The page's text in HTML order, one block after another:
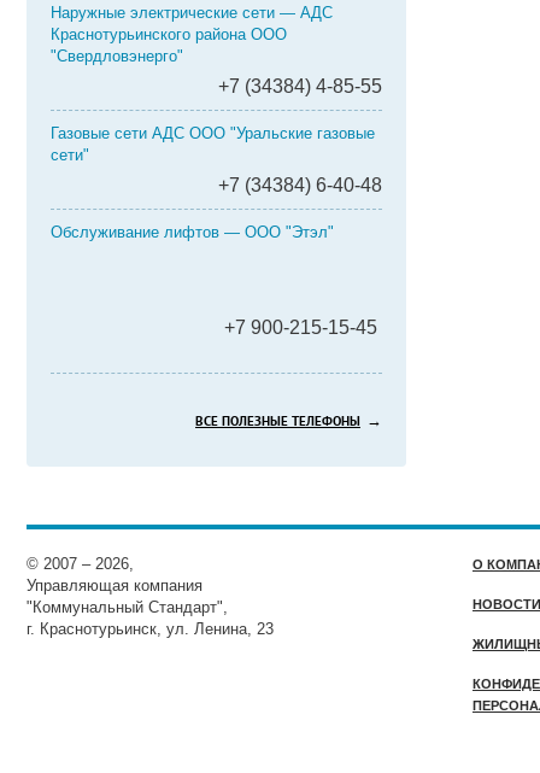
Наружные электрические сети — АДС
Краснотурьинского района ООО
"Свердловэнерго"
+7 (34384) 4-85-55
Газовые сети АДС ООО "Уральские газовые
сети"
+7 (34384) 6-40-48
Обслуживание лифтов — ООО "Этэл"
+7 900-215-15-45
ВСЕ ПОЛЕЗНЫЕ ТЕЛЕФОНЫ →
© 2007 – 2026,
Управляющая компания
"Коммунальный Стандарт",
г. Краснотурьинск, ул. Ленина, 23
О
НОВОСТИ